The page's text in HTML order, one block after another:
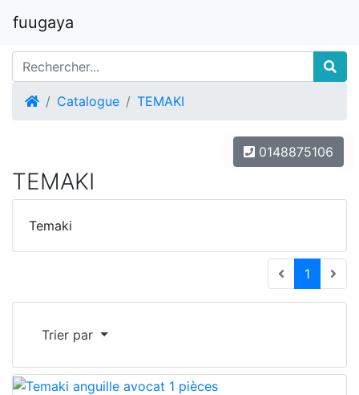
fuugaya
Accueil
Catalogue TEMAKI
0148875106
TEMAKI
Temaki
1
Trier par